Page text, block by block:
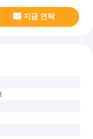
지금 연락